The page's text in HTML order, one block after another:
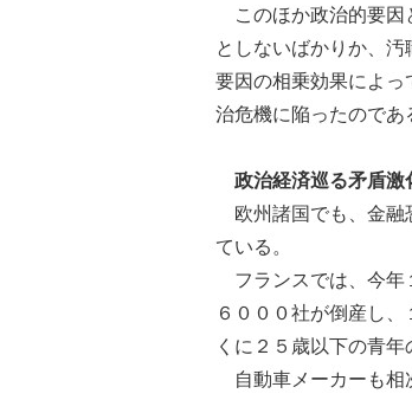
このほか政治的要因
としないばかりか、
要因の相乗効果によ
治危機に陥ったのであ
政治経済巡る矛盾
欧州諸国でも、金融
ている。
フランスでは、今年
６０００社が倒産し
くに２５歳以下の青年
自動車メーカーも相